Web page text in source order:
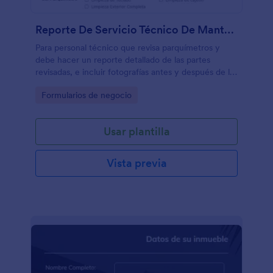
Reporte De Servicio Técnico De Mantenimiento
Para personal técnico que revisa parquímetros y
debe hacer un reporte detallado de las partes
revisadas, e incluir fotografías antes y después de la
Go to Category:
Formularios de negocio
Usar plantilla
Vista previa